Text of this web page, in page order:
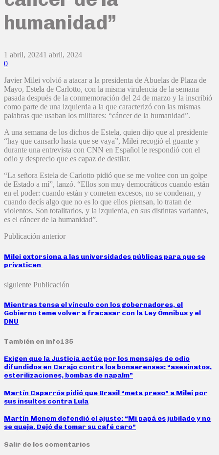
humanidad”
1 abril, 20241 abril, 2024
0
Javier Milei volvió a atacar a la presidenta de Abuelas de Plaza de
Mayo, Estela de Carlotto, con la misma virulencia de la semana
pasada después de la conmemoración del 24 de marzo y la inscribió
como parte de una izquierda a la que caracterizó con las mismas
palabras que usaban los militares: “cáncer de la humanidad”.
A una semana de los dichos de Estela, quien dijo que al presidente
“hay que cansarlo hasta que se vaya”, Milei recogió el guante y
durante una entrevista con CNN en Español le respondió con el
odio y desprecio que es capaz de destilar.
“La señora Estela de Carlotto pidió que se me voltee con un golpe
de Estado a mí”, lanzó. “Ellos son muy democráticos cuando están
en el poder: cuando están y cometen excesos, no se condenan, y
cuando decís algo que no es lo que ellos piensan, lo tratan de
violentos. Son totalitarios, y la izquierda, en sus distintas variantes,
es el cáncer de la humanidad”.
Publicación anterior
Milei extorsiona a las universidades públicas para que se
privaticen
siguiente Publicación
Mientras tensa el vínculo con los gobernadores, el
Gobierno teme volver a fracasar con la Ley Ómnibus y el
DNU
También en info135
Exigen que la Justicia actúe por los mensajes de odio
difundidos en Carajo contra los bonaerenses: “asesinatos,
esterilizaciones, bombas de napalm”
Martín Caparrós pidió que Brasil “meta preso” a Milei por
sus insultos contra Lula
Martín Menem defendió el ajuste: “Mi papá es jubilado y no
se queja. Dejó de tomar su café caro”
Salir de los comentarios